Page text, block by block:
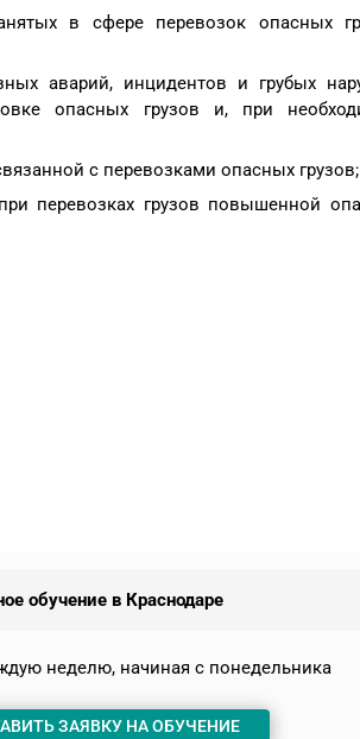
в сфере перевозок опасных
аварий, инцидентов и грубых
опасных грузов и, при
с перевозками опасных
перевозках грузов повышенной
обучение в Краснодаре
неделю, начиная с понедельника
ЗАЯВКУ НА ОБУЧЕНИЕ